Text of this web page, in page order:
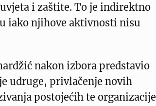
i zaštite. To je indirektno
iako njihove aktivnosti nisu
nakon izbora predstavio
udruge, privlačenje novih
postojećih te organizacije